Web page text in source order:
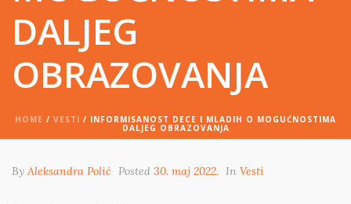
DALJEG
OBRAZOVANJA
HOME / VESTI / INFORMISANOST DECE I MLADIH O MOGUĆNOSTIMA
DALJEG OBRAZOVANJA
By Aleksandra Polić Posted 30. maj 2022. In Vesti